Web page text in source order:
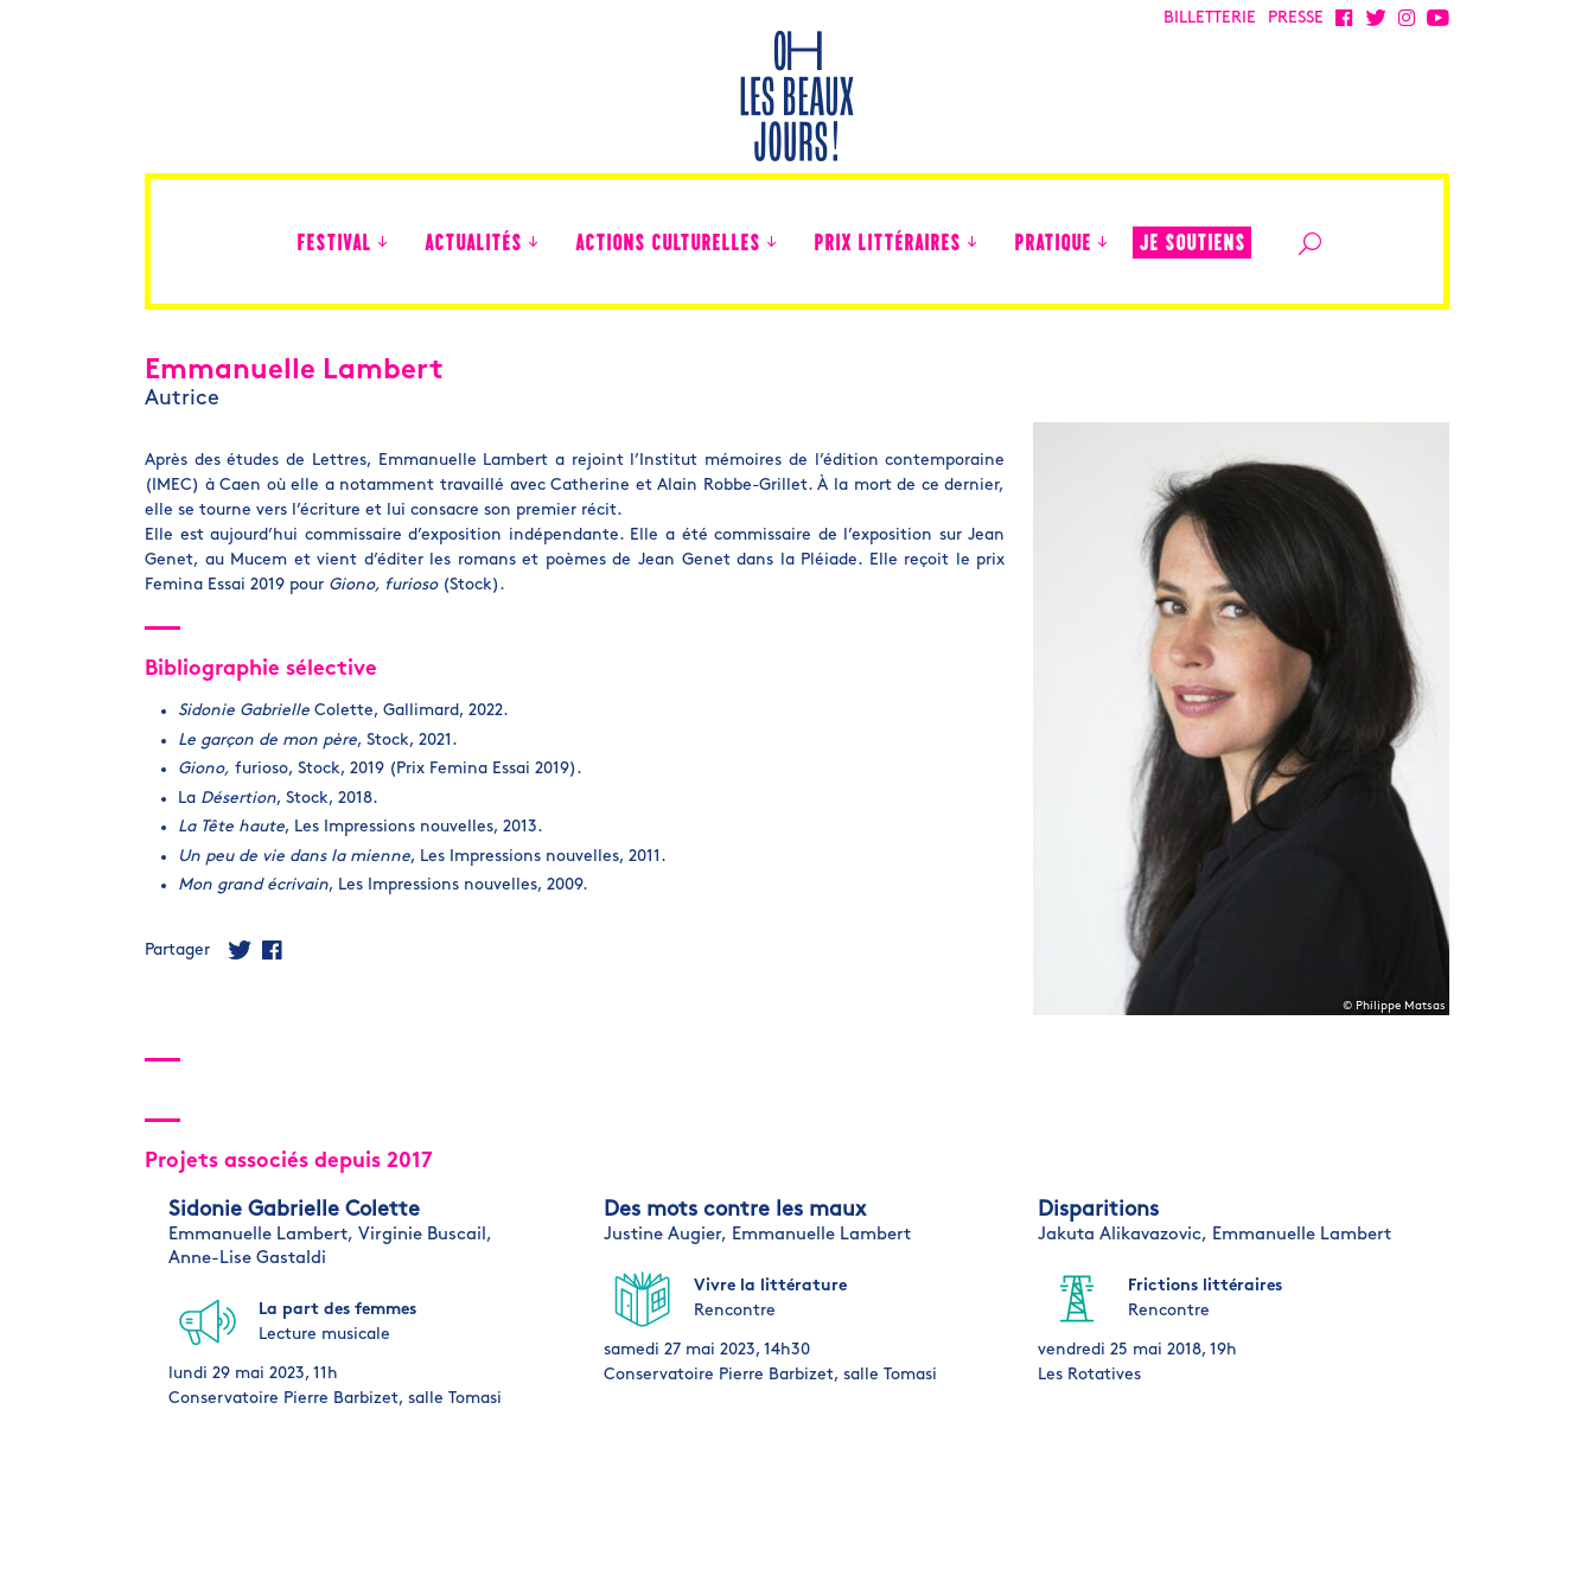
BILLETTERIE PRESSE
FESTIVAL ACTUALITÉS ACTIONS CULTURELLES PRIX LITTÉRAIRES PRATIQUE JE SOUTIENS
Emmanuelle Lambert
Autrice
Après des études de Lettres, Emmanuelle Lambert a rejoint l’Institut mémoires de l’édition contemporaine
(IMEC) à Caen où elle a notamment travaillé avec Catherine et Alain Robbe-Grillet. À la mort de ce dernier,
elle se tourne vers l’écriture et lui consacre son premier récit.
Elle est aujourd’hui commissaire d’exposition indépendante. Elle a été commissaire de l’exposition sur Jean
Genet, au Mucem et vient d’éditer les romans et poèmes de Jean Genet dans la Pléiade. Elle reçoit le prix
Femina Essai 2019 pour Giono, furioso(Stock).
Bibliographie sélective
Sidonie Gabrielle Colette, Gallimard, 2022.
Le garçon de mon père, Stock, 2021.
Giono, furioso, Stock, 2019 (Prix Femina Essai 2019).
La Désertion, Stock, 2018.
La Tête haute, Les Impressions nouvelles, 2013.
Un peu de vie dans la mienne, Les Impressions nouvelles, 2011.
Mon grand écrivain, Les Impressions nouvelles, 2009.
Partager
© Philippe Matsas
Projets associés depuis 2017
Sidonie Gabrielle Colette
Emmanuelle Lambert, Virginie Buscail,
Anne-Lise Gastaldi
La part des femmes
Lecture musicale
lundi 29 mai 2023, 11h
Conservatoire Pierre Barbizet, salle Tomasi
Des mots contre les maux
Justine Augier, Emmanuelle Lambert
Vivre la littérature
Rencontre
samedi 27 mai 2023, 14h30
Conservatoire Pierre Barbizet, salle Tomasi
Disparitions
Jakuta Alikavazovic, Emmanuelle Lambert
Frictions littéraires
Rencontre
vendredi 25 mai 2018, 19h
Les Rotatives